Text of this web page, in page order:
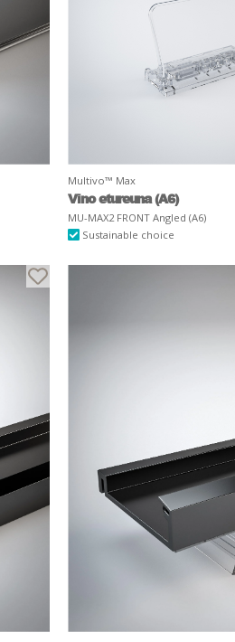
Multivo™ Max
Vino etureuna (A6)
MU-MAX2 FRONT Angled (A6)
Sustainable choice